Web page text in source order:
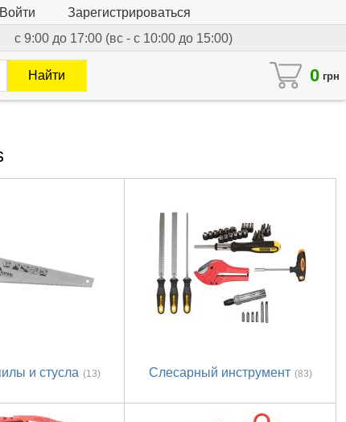
Войти
Зарегистрироваться
с 9:00 до 17:00 (вс - с 10:00 до 15:00)
0 грн
Найти
и стусла (13) Слесарный инструмент (83)